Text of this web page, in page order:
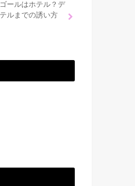
ールはホテル？デ
ルまでの誘い方